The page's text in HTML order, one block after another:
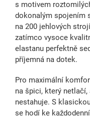
s motivem
dokonalým spojením
na 200 jehlových
zatímco vysoce
elastanu perfektně
příjemná na dotek.
Pro maximální
na špici, který netlačí,
nestahuje. S
se hodí ke